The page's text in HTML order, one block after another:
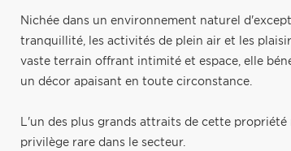
Nichée dans un environnement naturel
tranquillité, les activités de plein air et les
vaste terrain offrant intimité et espace, elle
un décor apaisant en toute circonstance.
L'un des plus grands attraits de cette propriété
privilège rare dans le secteur.